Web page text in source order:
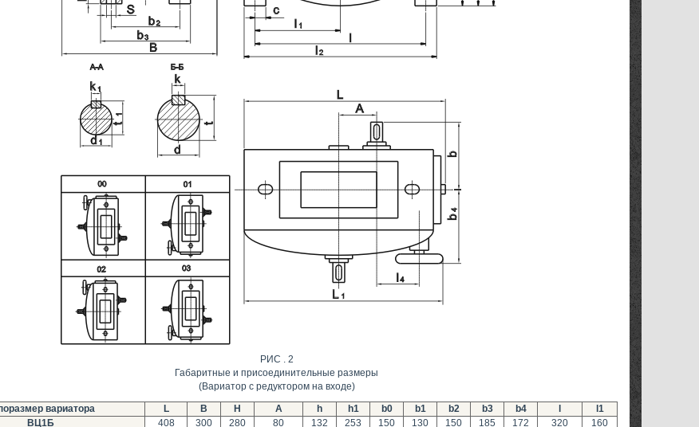
РИС . 2
Габаритные и присоединительные размеры
(Вариатор с редуктором на входе)
вариатора
L B H A h h1 b0 b1 b2 b3 b4
l1
ВЦ1Б
408 300 280 80 132 253 150 130 150 185 172 320
160